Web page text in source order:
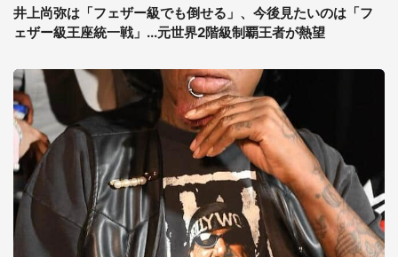
井上尚弥は「フェザー級でも倒せる」、今後見たいのは「フ
ェザー級王座統一戦」...元世界2階級制覇王者が熱望